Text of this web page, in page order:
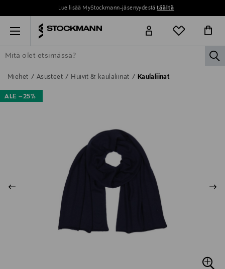
Lue lisää MyStockmann-jäsenyydestätäältä
Menu
ETSI KAIKKI NAISET MIEHET LAPSET KOTI
Miehet Asusteet Huivit & kaulaliinat Kaulaliinat
ALE –25%